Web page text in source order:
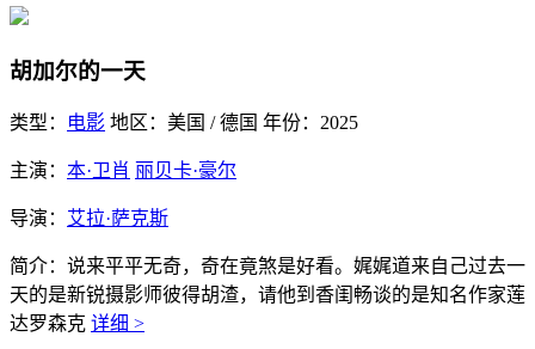
胡加尔的一天
类型： 电影 地区： 美国 / 德国 年份： 2025
主演： 本·卫肖 丽贝卡·豪尔
导演： 艾拉·萨克斯
简介： 说来平平无奇，奇在竟煞是好看。娓娓道来自己过去一
天的是新锐摄影师彼得胡渣，请他到香闺畅谈的是知名作家莲
达罗森克 详细 >